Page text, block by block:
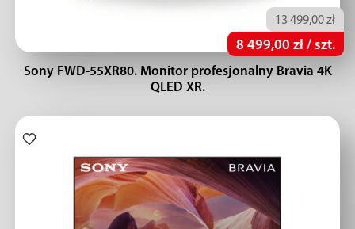
13 499,00 zł
8 499,00 zł / szt.
Sony FWD-55XR80. Monitor profesjonalny Bravia 4K
QLED XR.